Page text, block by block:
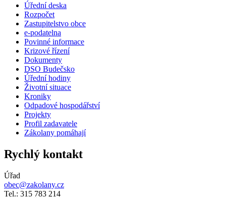
Úřední deska
Rozpočet
Zastupitelstvo obce
e-podatelna
Povinné informace
Krizové řízení
Dokumenty
DSO Budečsko
Úřední hodiny
Životní situace
Kroniky
Odpadové hospodářství
Projekty
Profil zadavatele
Zákolany pomáhají
Rychlý kontakt
Úřad
obec@zakolany.cz
Tel.: 315 783 214